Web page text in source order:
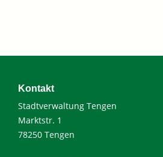
Kontakt
Stadtverwaltung Tengen
Marktstr. 1
78250 Tengen